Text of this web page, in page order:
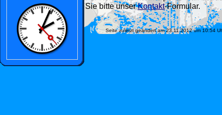
Sie bitte unserKontakt-Formular.
Seite zuletzt geändert am 23.11.2012 um 10:54